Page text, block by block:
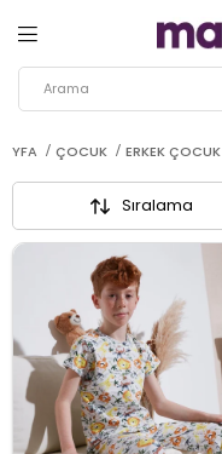
ÇOCUK ERKEK ÇOCUK
Sıralama